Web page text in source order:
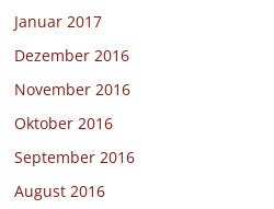
Januar 2017
Dezember 2016
November 2016
Oktober 2016
September 2016
August 2016